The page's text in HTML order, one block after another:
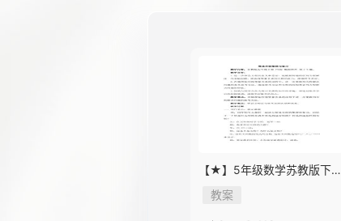
【★】5年级数学苏教版下册
教案第8单元《单元复习》
教案